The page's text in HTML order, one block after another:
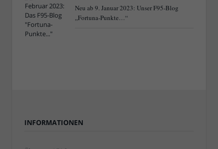
Neu ab 9. Januar 2023: Unser F95-Blog
„Fortuna-Punkte…“
INFORMATIONEN